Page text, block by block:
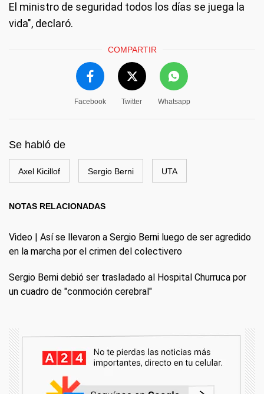
El ministro de seguridad todos los días se juega la
vida", declaró.
COMPARTIR
Facebook Twitter Whatsapp
Se habló de
Axel Kicillof Sergio Berni UTA
NOTAS RELACIONADAS
Video | Así se llevaron a Sergio Berni luego de ser agredido
en la marcha por el crimen del colectivero
Sergio Berni debió ser trasladado al Hospital Churruca por
un cuadro de "conmoción cerebral"